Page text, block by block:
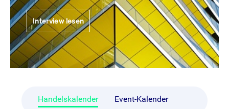
Interview lesen
Handelskalender Event-Kalender